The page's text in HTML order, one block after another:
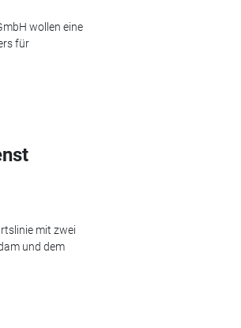
wollen eine
für
mit zwei
und dem